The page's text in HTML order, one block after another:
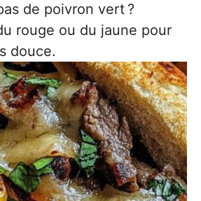
de poivron vert ?
rouge ou du jaune pour
douce.